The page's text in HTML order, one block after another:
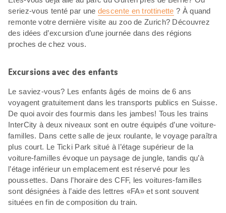
seriez-vous tenté par une descente en trottinette ? À quand
remonte votre dernière visite au zoo de Zurich? Découvrez
des idées d’excursion d’une journée dans des régions
proches de chez vous.
Excursions avec des enfants
Le saviez-vous? Les enfants âgés de moins de 6 ans
voyagent gratuitement dans les transports publics en Suisse.
De quoi avoir des fourmis dans les jambes! Tous les trains
InterCity à deux niveaux sont en outre équipés d’une voiture-
familles. Dans cette salle de jeux roulante, le voyage paraîtra
plus court. Le Ticki Park situé à l’étage supérieur de la
voiture-familles évoque un paysage de jungle, tandis qu’à
l’étage inférieur un emplacement est réservé pour les
poussettes. Dans l’horaire des CFF, les voitures-familles
sont désignées à l’aide des lettres «FA» et sont souvent
situées en fin de composition du train.